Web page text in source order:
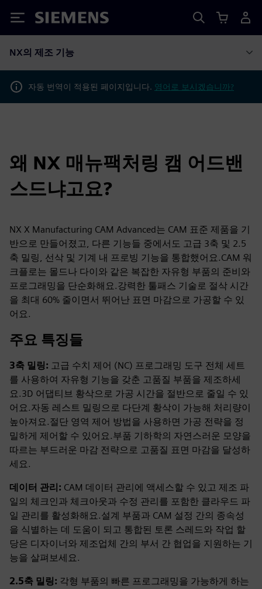
Siemens
NX의 제조 기능
자동 번역이 적용된 페이지입니다. 영어로 보시겠습니까?
왜 NX 매뉴팩처링 캠 어드밴
스드냐고요?
NX X Manufacturing CAM Advanced는 CAM 표준 제품을 기
반으로 만들어졌고, 다른 기능들 중에서도 고급 3축 및 2.5
축 밀링, 선삭 및 기계 내 프로빙 기능을 통합했어요.CAM 워
크플로는 몰드나 다이와 같은 복잡한 자유형 부품의 준비와
프로그래밍을 단순화해요.강력한 툴패스 기술로 절삭 시간
을 최대 60% 줄이면서 뛰어난 표면 마감으로 가공할 수 있
어요.
주요 특징들
3축 밀링: 고급 수치 제어 (NC) 프로그래밍 도구 전체 세트
를 사용하여 자유형 기능을 갖춘 고품질 부품을 제조하세
요.3D 어댑티브 황삭으로 가공 시간을 절반으로 줄일 수 있
어요.자동 레스트 밀링으로 다단계 황삭이 가능해 처리량이
높아져요.절단 영역 제어 방법을 사용하면 가공 전략을 정
밀하게 제어할 수 있어요.부품 기하학의 자연스러운 모양을
따르는 부드러운 마감 전략으로 고품질 표면 마감을 달성하
세요.
데이터 관리: CAM 데이터 관리에 액세스할 수 있고 제조 파
일의 체크인과 체크아웃과 수정 관리를 포함한 클라우드 파
일 관리를 활성화해요.설계 부품과 CAM 설정 간의 종속성
을 식별하는 데 도움이 되고 통합된 토론 스레드와 작업 할
당은 디자이너와 제조업체 간의 부서 간 협업을 지원하는 기
능을 살펴보세요.
2.5축 밀링: 각형 부품의 빠른 프로그래밍을 가능하게 하는